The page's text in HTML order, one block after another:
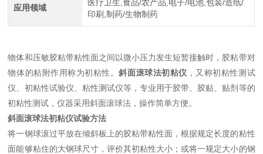
应用领域
医疗卫生,食品/农产品,电子/电池,包装/造纸/
印刷,制药/生物制药
物体和压敏胶粘带粘性面之间以微小压力发生短暂接触时，胶粘带对
物体的粘附作用称为初粘性。斜面滚球法初粘仪 ，又称初粘性测试
仪、初粘性试验仪、粘性测试仪等，专业用于胶带、胶贴、贴剂等的
初粘性测试，仪器采用斜面滚球法，操作简单方便。
斜面滚球法初粘仪试验方法
将一钢球滚过平放在倾斜板上的胶粘带粘性面，根据规定长度的粘性
面能够粘住的大钢球尺寸，评价其初粘性大小；或将一规定大小的钢